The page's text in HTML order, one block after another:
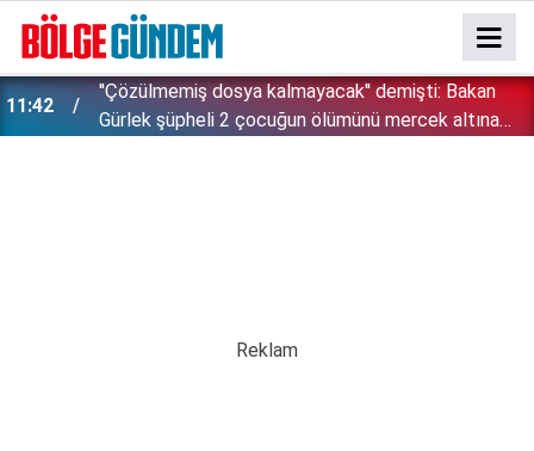
11:42
''Çözülmemiş dosya kalmayacak'' demişti: Bakan
Gürlek şüpheli 2 çocuğun ölümünü mercek altına